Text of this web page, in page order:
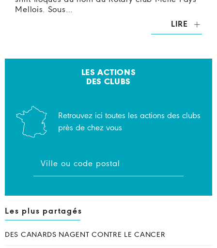
Mellois. Sous…
LIRE
LES ACTIONS
DES CLUBS
Retrouvez ici toutes les actions des clubs
près de chez vous
Les plus partagés
DES CANARDS NAGENT CONTRE LE CANCER